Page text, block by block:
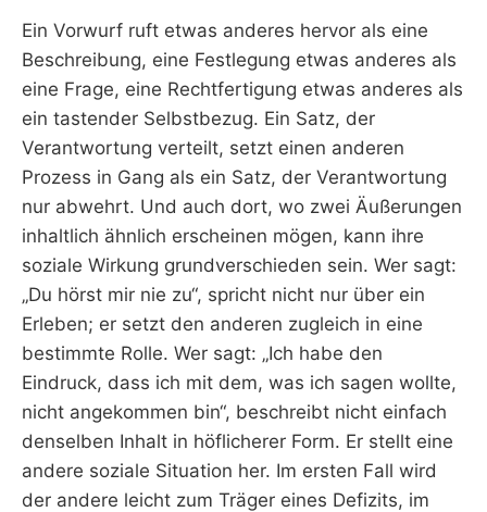
Ein Vorwurf ruft etwas anderes hervor als eine
Beschreibung, eine Festlegung etwas anderes als
eine Frage, eine Rechtfertigung etwas anderes als
ein tastender Selbstbezug. Ein Satz, der
Verantwortung verteilt, setzt einen anderen
Prozess in Gang als ein Satz, der Verantwortung
nur abwehrt. Und auch dort, wo zwei Äußerungen
inhaltlich ähnlich erscheinen mögen, kann ihre
soziale Wirkung grundverschieden sein. Wer sagt:
„Du hörst mir nie zu“, spricht nicht nur über ein
Erleben; er setzt den anderen zugleich in eine
bestimmte Rolle. Wer sagt: „Ich habe den
Eindruck, dass ich mit dem, was ich sagen wollte,
nicht angekommen bin“, beschreibt nicht einfach
denselben Inhalt in höflicherer Form. Er stellt eine
andere soziale Situation her. Im ersten Fall wird
der andere leicht zum Träger eines Defizits, im